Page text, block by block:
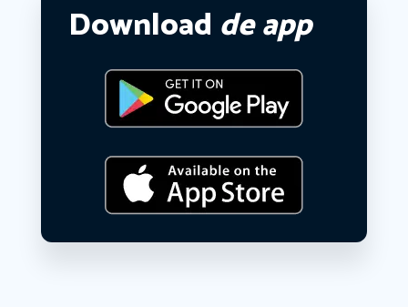
Download de app